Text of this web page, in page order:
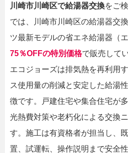
川崎市川崎区で給湯器交換をご
では、川崎市川崎区の給湯器交
ツ最新モデルの省エネ給湯器（
75％OFFの特別価格で販売して
エコジョーズは排気熱を再利用
ス使用量の削減と安定した給湯
徴です。戸建住宅や集合住宅が
光熱費対策や老朽化による交換
す。施工は有資格者が担当し、
置、試運転、操作説明まで安全